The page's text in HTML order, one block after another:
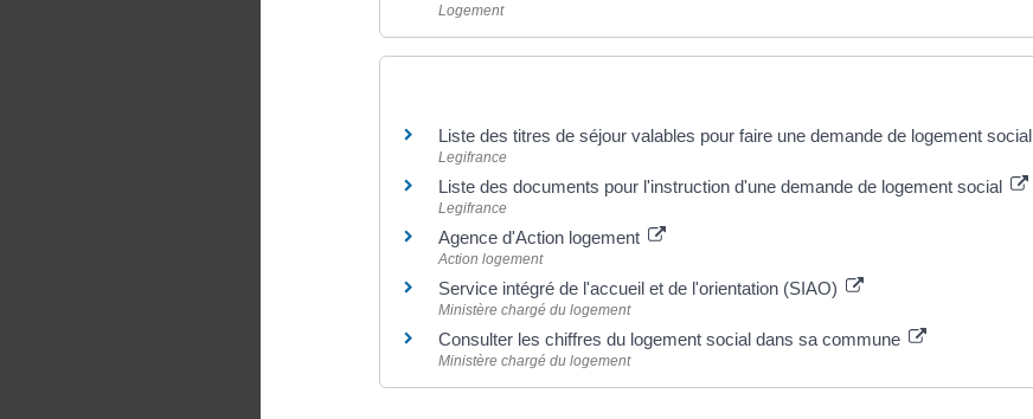
Logement
Liste des titres de séjour valables pour faire une demande de logement social
Legifrance
Liste des documents pour l'instruction d'une demande de logement social
Legifrance
Agence d'Action logement
Action logement
Service intégré de l'accueil et de l'orientation (SIAO)
Ministère chargé du logement
Consulter les chiffres du logement social dans sa commune
Ministère chargé du logement